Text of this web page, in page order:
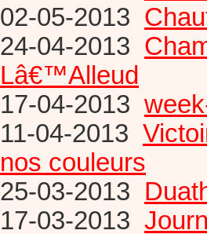
02-05-2013
24-04-2013
Lâ€™Alleud
17-04-2013
11-04-2013
nos couleurs
25-03-2013
17-03-2013